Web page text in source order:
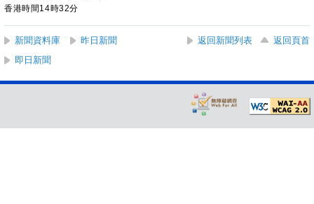
香港時間14時32分
新聞資料庫 昨日新聞 返回新聞列表
返回頁首
即日新聞